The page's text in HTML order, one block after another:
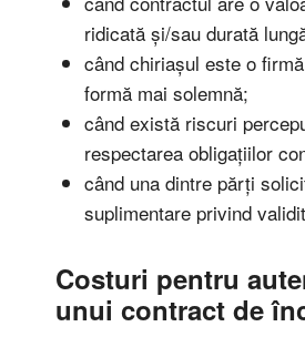
ridicată și/sau durată
când chiriașul este o
formă mai solemnă;
când există riscuri
respectarea obligațiilor
când una dintre părți
suplimentare privind
Costuri pentru
unui contract de